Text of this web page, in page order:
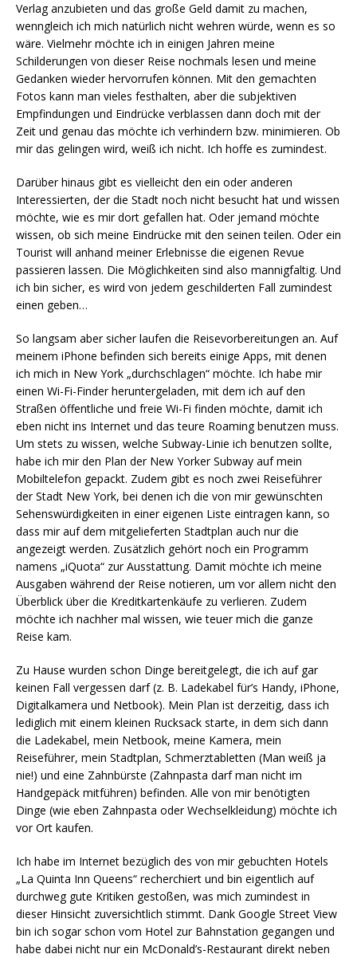
Verlag anzubieten und das große Geld damit zu machen,
wenngleich ich mich natürlich nicht wehren würde, wenn es so
wäre. Vielmehr möchte ich in einigen Jahren meine
Schilderungen von dieser Reise nochmals lesen und meine
Gedanken wieder hervorrufen können. Mit den gemachten
Fotos kann man vieles festhalten, aber die subjektiven
Empfindungen und Eindrücke verblassen dann doch mit der
Zeit und genau das möchte ich verhindern bzw. minimieren. Ob
mir das gelingen wird, weiß ich nicht. Ich hoffe es zumindest.
Darüber hinaus gibt es vielleicht den ein oder anderen
Interessierten, der die Stadt noch nicht besucht hat und wissen
möchte, wie es mir dort gefallen hat. Oder jemand möchte
wissen, ob sich meine Eindrücke mit den seinen teilen. Oder ein
Tourist will anhand meiner Erlebnisse die eigenen Revue
passieren lassen. Die Möglichkeiten sind also mannigfaltig. Und
ich bin sicher, es wird von jedem geschilderten Fall zumindest
einen geben…
So langsam aber sicher laufen die Reisevorbereitungen an. Auf
meinem iPhone befinden sich bereits einige Apps, mit denen
ich mich in New York „durchschlagen“ möchte. Ich habe mir
einen Wi-Fi-Finder heruntergeladen, mit dem ich auf den
Straßen öffentliche und freie Wi-Fi finden möchte, damit ich
eben nicht ins Internet und das teure Roaming benutzen muss.
Um stets zu wissen, welche Subway-Linie ich benutzen sollte,
habe ich mir den Plan der New Yorker Subway auf mein
Mobiltelefon gepackt. Zudem gibt es noch zwei Reiseführer
der Stadt New York, bei denen ich die von mir gewünschten
Sehenswürdigkeiten in einer eigenen Liste eintragen kann, so
dass mir auf dem mitgelieferten Stadtplan auch nur die
angezeigt werden. Zusätzlich gehört noch ein Programm
namens „iQuota“ zur Ausstattung. Damit möchte ich meine
Ausgaben während der Reise notieren, um vor allem nicht den
Überblick über die Kreditkartenkäufe zu verlieren. Zudem
möchte ich nachher mal wissen, wie teuer mich die ganze
Reise kam.
Zu Hause wurden schon Dinge bereitgelegt, die ich auf gar
keinen Fall vergessen darf (z. B. Ladekabel für’s Handy, iPhone,
Digitalkamera und Netbook). Mein Plan ist derzeitig, dass ich
lediglich mit einem kleinen Rucksack starte, in dem sich dann
die Ladekabel, mein Netbook, meine Kamera, mein
Reiseführer, mein Stadtplan, Schmerztabletten (Man weiß ja
nie!) und eine Zahnbürste (Zahnpasta darf man nicht im
Handgepäck mitführen) befinden. Alle von mir benötigten
Dinge (wie eben Zahnpasta oder Wechselkleidung) möchte ich
vor Ort kaufen.
Ich habe im Internet bezüglich des von mir gebuchten Hotels
„La Quinta Inn Queens“ recherchiert und bin eigentlich auf
durchweg gute Kritiken gestoßen, was mich zumindest in
dieser Hinsicht zuversichtlich stimmt. Dank Google Street View
bin ich sogar schon vom Hotel zur Bahnstation gegangen und
habe dabei nicht nur ein McDonald’s-Restaurant direkt neben